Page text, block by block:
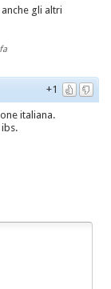
gli altri
+1
italiana.